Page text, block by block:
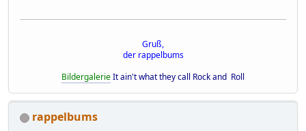
Gruß,
der rappelbums
BildergalerieIt ain't what they call Rock and Roll
rappelbums